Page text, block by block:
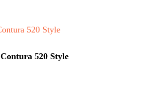
Contura 520 Style